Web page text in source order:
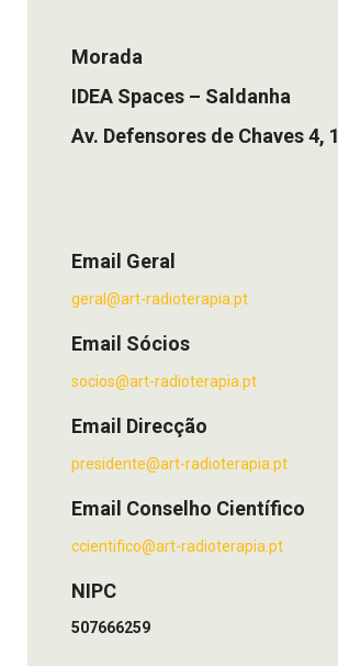
Morada
IDEA Spaces – Saldanha
Av. Defensores de Chaves 4,
Email Geral
geral@art-radioterapia.pt
Email Sócios
socios@art-radioterapia.pt
Email Direcção
presidente@art-radioterapia.pt
Email Conselho Científico
ccientifico@art-radioterapia.pt
NIPC
507666259